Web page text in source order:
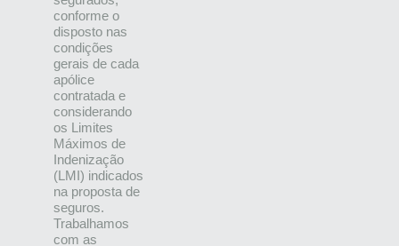
conforme o
disposto nas
condições
gerais de cada
apólice
contratada e
considerando
os Limites
Máximos de
Indenização
(LMI) indicados
na proposta de
seguros.
Trabalhamos
com as